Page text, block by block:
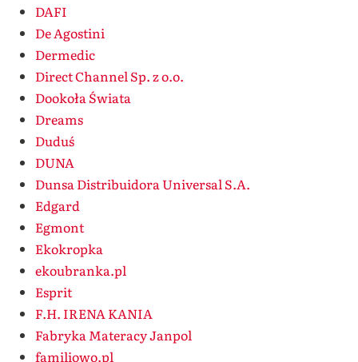
DAFI
De Agostini
Dermedic
Direct Channel Sp. z o.o.
Dookoła Świata
Dreams
Duduś
DUNA
Dunsa Distribuidora Universal S.A.
Edgard
Egmont
Ekokropka
ekoubranka.pl
Esprit
F.H. IRENA KANIA
Fabryka Materacy Janpol
familiowo.pl